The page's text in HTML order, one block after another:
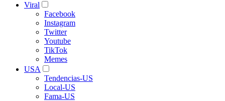
Viral
Facebook
Instagram
Twitter
Youtube
TikTok
Memes
USA
Tendencias-US
Local-US
Fama-US